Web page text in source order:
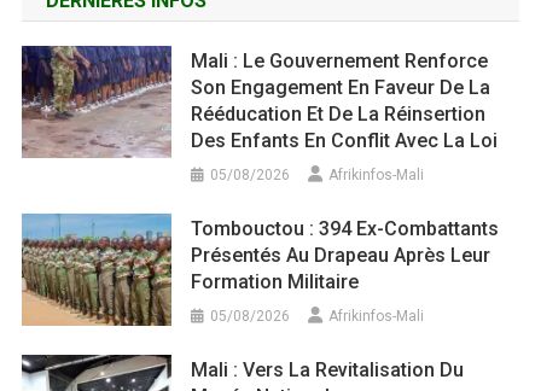
Mali : Le Gouvernement Renforce
Son Engagement En Faveur De La
Rééducation Et De La Réinsertion
Des Enfants En Conflit Avec La Loi
05/08/2026 Afrikinfos-Mali
Tombouctou : 394 Ex-Combattants
Présentés Au Drapeau Après Leur
Formation Militaire
05/08/2026 Afrikinfos-Mali
Mali : Vers La Revitalisation Du